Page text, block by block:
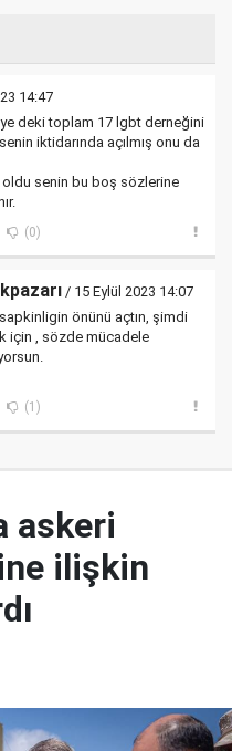
14:47
deki toplam 17 lgbt derneğini
iktidarında açılmış onu da
senin bu boş sözlerine
(0)
/ 15 Eylül 2023 14:07
önünü açtın, şimdi
için , sözde mücadele
(1)
askeri
ilişkin